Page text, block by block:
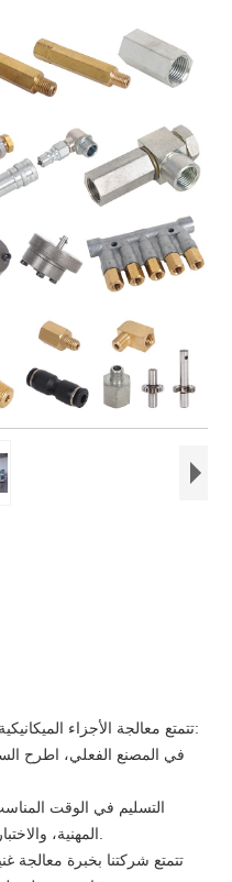
تتمتع معالجة الأجزاء الميكانيكية الخاصة بشركة كارسن بالمزايا التالية: